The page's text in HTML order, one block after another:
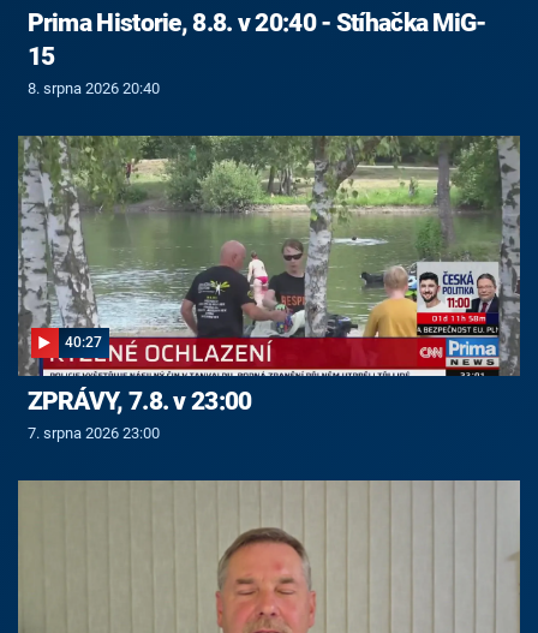
Prima Historie, 8.8. v 20:40 - Stíhačka MiG-
15
8. srpna 2026 20:40
40:27
ZPRÁVY, 7.8. v 23:00
7. srpna 2026 23:00